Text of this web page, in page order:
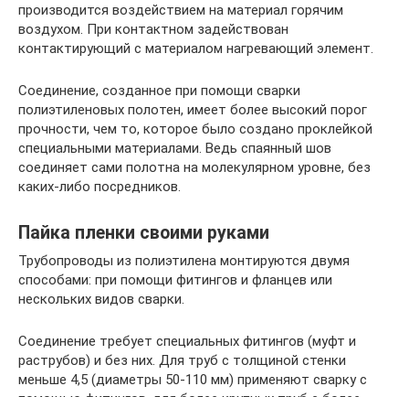
производится воздействием на материал горячим
воздухом. При контактном задействован
контактирующий с материалом нагревающий элемент.
Соединение, созданное при помощи сварки
полиэтиленовых полотен, имеет более высокий порог
прочности, чем то, которое было создано проклейкой
специальными материалами. Ведь спаянный шов
соединяет сами полотна на молекулярном уровне, без
каких-либо посредников.
Пайка пленки своими руками
Трубопроводы из полиэтилена монтируются двумя
способами: при помощи фитингов и фланцев или
нескольких видов сварки.
Соединение требует специальных фитингов (муфт и
раструбов) и без них. Для труб с толщиной стенки
меньше 4,5 (диаметры 50-110 мм) применяют сварку с